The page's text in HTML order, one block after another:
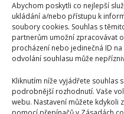
Abychom poskytli co nejlepší
ukládání a/nebo přístupu k
soubory cookies. Souhlas s
partnerům umožní zpracovávat
procházení nebo jedinečná ID
odvolání souhlasu může
Kliknutím níže vyjádřete souhlas
podrobnější rozhodnutí. Vaše
webu. Nastavení můžete kdykoli